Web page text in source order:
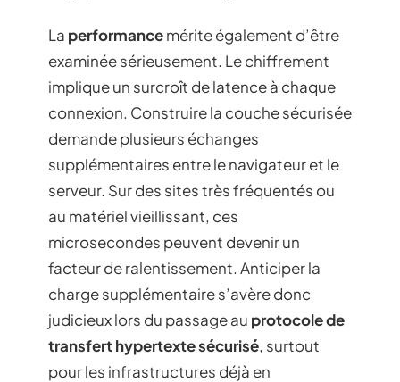
La performancemérite également d’être
examinée sérieusement. Le chiffrement
implique un surcroît de latence à chaque
connexion. Construire la couche sécurisée
demande plusieurs échanges
supplémentaires entre le navigateur et le
serveur. Sur des sites très fréquentés ou
au matériel vieillissant, ces
microsecondes peuvent devenir un
facteur de ralentissement. Anticiper la
charge supplémentaire s’avère donc
judicieux lors du passage au protocole de
transfert hypertexte sécurisé, surtout
pour les infrastructures déjà en